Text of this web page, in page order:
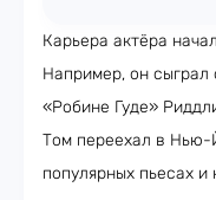
Карьера актёра
Например, он сыграл
«Робине Гуде»
Том переехал в Нью-
популярных пьесах и